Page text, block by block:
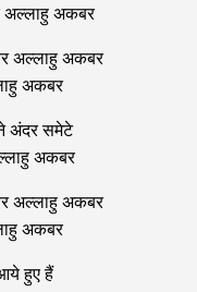
अल्लाहु अकबर
अल्लाहु अकबर
अकबर
अंदर समेटे
अकबर
अल्लाहु अकबर
अकबर
हुए हैं